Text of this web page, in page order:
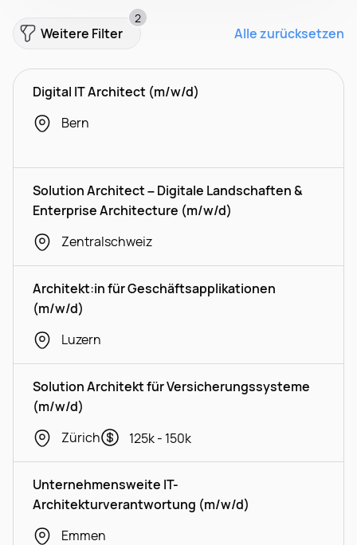
Weitere Filter
2
Alle zurücksetzen
Digital IT Architect (m/w/d)
Bern
Solution Architect – Digitale Landschaften &
Enterprise Architecture (m/w/d)
Zentralschweiz
Architekt:in für Geschäftsapplikationen
(m/w/d)
Luzern
Solution Architekt für Versicherungssysteme
(m/w/d)
Zürich
125k - 150k
Unternehmensweite IT-
Architekturverantwortung (m/w/d)
Emmen